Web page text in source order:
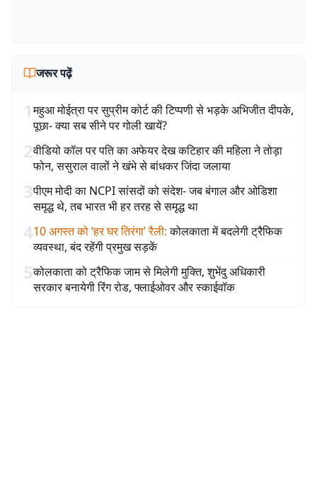
जरूर पढ़ें
1महुआ मोईत्रा पर सुप्रीम कोर्ट की टिप्पणी से भड़के अभिजीत दीपके,
पूछा- क्या सब सीने पर गोली खायें?
2वीडियो कॉल पर पति का अफेयर देख कटिहार की महिला ने तोड़ा
फोन, ससुराल वालों ने खंभे से बांधकर जिंदा जलाया
3पीएम मोदी का NCPI सांसदों को संदेश- जब बंगाल और ओडिशा
समृद्ध थे, तब भारत भी हर तरह से समृद्ध था
410 अगस्त को ‘हर घर तिरंगा’ रैली: कोलकाता में बदलेगी ट्रैफिक
व्यवस्था, बंद रहेंगी प्रमुख सड़कें
5कोलकाता को ट्रैफिक जाम से मिलेगी मुक्ति, शुभेंदु अधिकारी
सरकार बनायेगी रिंग रोड, फ्लाईओवर और स्काईवॉक